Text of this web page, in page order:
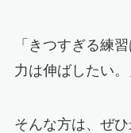
「きつすぎる練
力は伸ばしたい。
そんな方は、ぜ